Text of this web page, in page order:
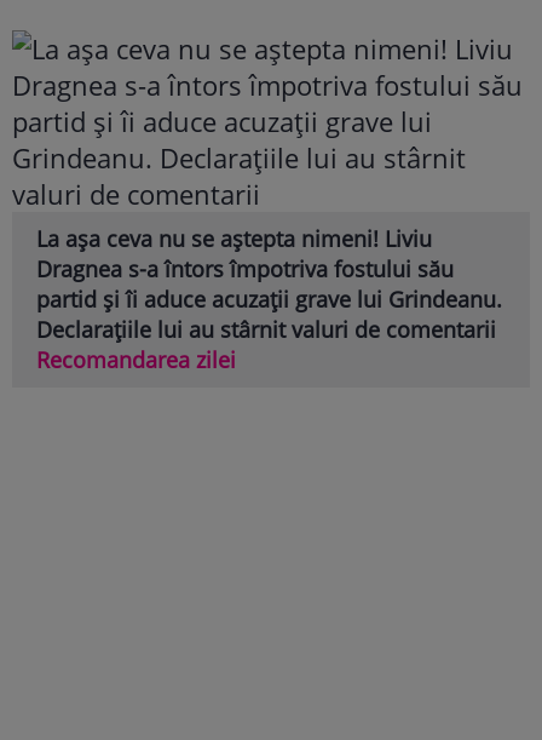
La așa ceva nu se aștepta nimeni! Liviu
Dragnea s-a întors împotriva fostului său
partid și îi aduce acuzații grave lui Grindeanu.
Declarațiile lui au stârnit valuri de comentarii
Recomandarea zilei